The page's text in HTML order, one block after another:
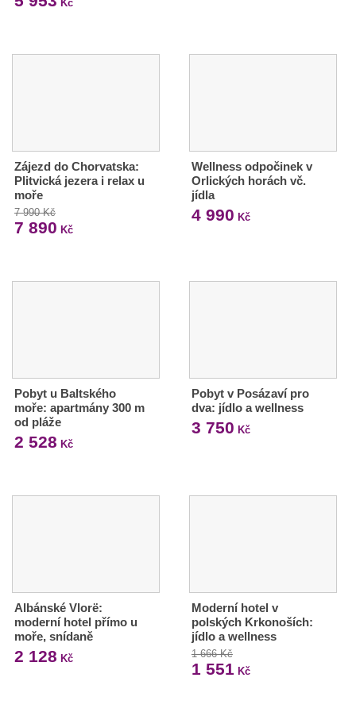
Kč
Zájezd do Chorvatska:
Plitvická jezera i relax u
moře
7 990 Kč
7 890 Kč
Wellness odpočinek v
Orlických horách vč.
jídla
4 990 Kč
Pobyt u Baltského
moře: apartmány 300 m
od pláže
2 528 Kč
Pobyt v Posázaví pro
dva: jídlo a wellness
3 750 Kč
Albánské Vlorë:
moderní hotel přímo u
moře, snídaně
2 128 Kč
Moderní hotel v
polských Krkonoších:
jídlo a wellness
1 666 Kč
1 551 Kč